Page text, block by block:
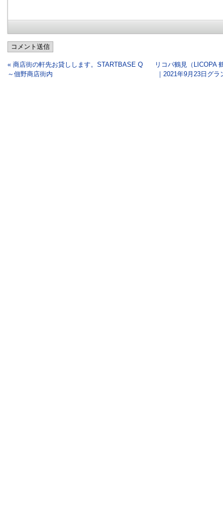
コメント送信
« 商店街の軒先お貸しします。STARTBASE Q
～佃野商店街内
リコパ鶴見（LICOPA
｜2021年9月23日グ